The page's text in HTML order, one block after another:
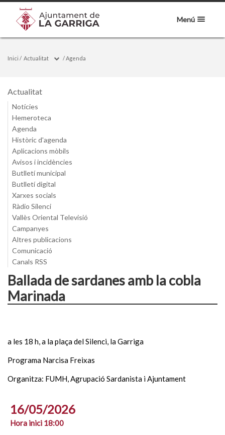
Menú
Inici / Actualitat /Agenda
Actualitat
Notícies
Hemeroteca
Agenda
Històric d'agenda
Aplicacions mòbils
Avisos i incidències
Butlletí municipal
Butlletí digital
Xarxes socials
Ràdio Silenci
Vallès Oriental Televisió
Campanyes
Altres publicacions
Comunicació
Canals RSS
Ballada de sardanes amb la cobla
Marinada
a les 18 h, a la plaça del Silenci, la Garriga
Programa Narcisa Freixas
Organitza: FUMH, Agrupació Sardanista i Ajuntament
16/05/2026
Hora inici 18:00